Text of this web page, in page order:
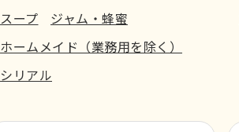
スープ
ジャム・蜂蜜
ホームメイド（業務用を除く）
シリアル